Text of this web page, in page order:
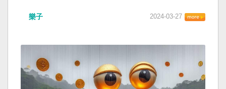
樂子 2024-03-27